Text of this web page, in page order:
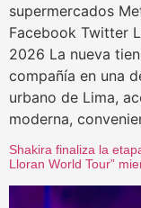
supermercados
Facebook Twitter
2026 La nueva
compañía en una
urbano de Lima,
moderna,
Shakira finaliza la
Lloran World Tour”